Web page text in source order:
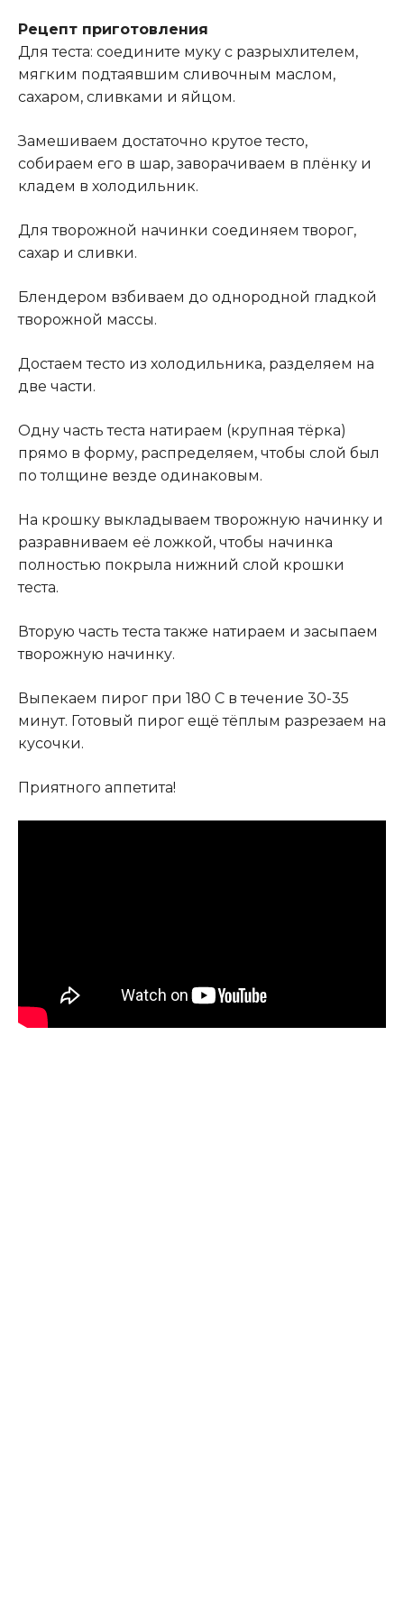
Рецепт приготовления
Для теста: соедините муку с разрыхлителем,
мягким подтаявшим сливочным маслом,
сахаром, сливками и яйцом.
Замешиваем достаточно крутое тесто,
собираем его в шар, заворачиваем в плёнку и
кладем в холодильник.
Для творожной начинки соединяем творог,
сахар и сливки.
Блендером взбиваем до однородной гладкой
творожной массы.
Достаем тесто из холодильника, разделяем на
две части.
Одну часть теста натираем (крупная тёрка)
прямо в форму, распределяем, чтобы слой был
по толщине везде одинаковым.
На крошку выкладываем творожную начинку и
разравниваем её ложкой, чтобы начинка
полностью покрыла нижний слой крошки
теста.
Вторую часть теста также натираем и засыпаем
творожную начинку.
Выпекаем пирог при 180 С в течение 30-35
минут. Готовый пирог ещё тёплым разрезаем на
кусочки.
Приятного аппетита!